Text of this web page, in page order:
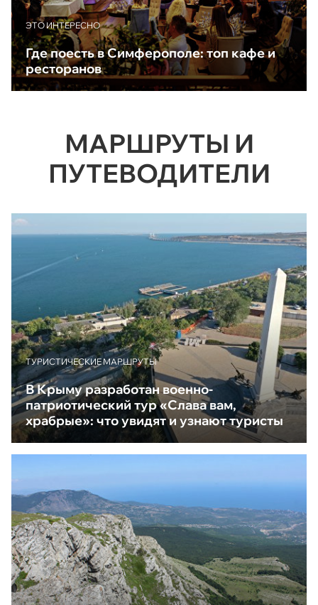
ЭТО ИНТЕРЕСНО
Где поесть в Симферополе: топ кафе и
ресторанов
МАРШРУТЫ И
ПУТЕВОДИТЕЛИ
ТУРИСТИЧЕСКИЕ МАРШРУТЫ
В Крыму разработан военно-
патриотический тур «Слава вам,
храбрые»: что увидят и узнают туристы